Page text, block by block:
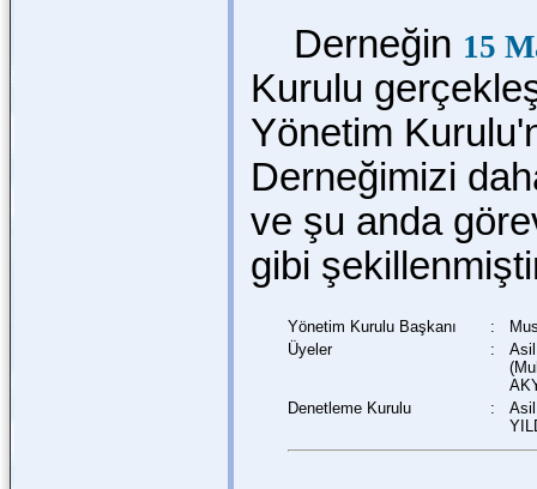
Derneğin 15
Kurulu
Yönetim
Derneğimizi
ve şu anda
gibi
Yönetim Kurulu Başkanı :
Üyeler
:
Denetleme Kurulu
: